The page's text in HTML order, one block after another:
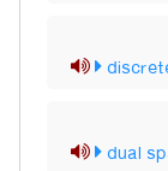
dual